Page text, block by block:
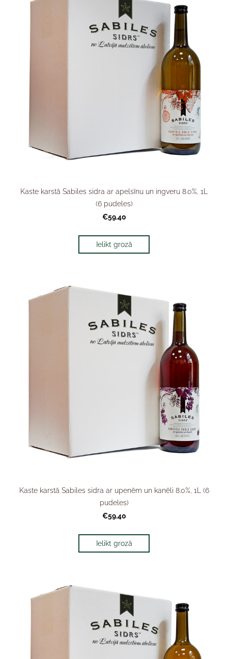
Kaste karstā Sabiles sidra ar apelsīnu un ingveru 8.0%, 1L
(6 pudeles)
€59.40
Ielikt grozā
Kaste karstā Sabiles sidra ar upenēm un kanēli 8.0%, 1L (6
pudeles)
€59.40
Ielikt grozā